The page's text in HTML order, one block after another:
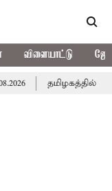
விளையாட்டு
தமிழகத்தில் இன்று